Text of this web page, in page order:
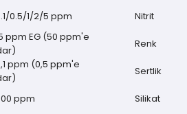
0.5/1/2/5 ppm Nitrit
ppm EG (50 ppm'e
Renk
ppm (0,5 ppm'e
Sertlik
ppm Silikat